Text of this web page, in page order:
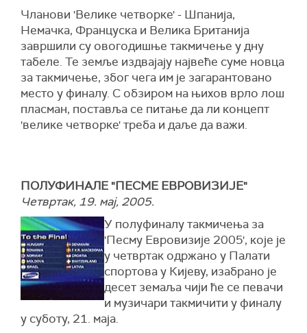
Чланови 'Велике четворке' - Шпанија,
Немачка, Француска и Велика Британија
завршили су овогодишње такмичење у дну
табеле. Те земље издвајају највеће суме новца
за такмичење, због чега им је загарантовано
место у финалу. С обзиром на њихов врло лош
пласман, поставља се питање да ли концепт
'велике четворке' треба и даље да важи.
ПОЛУФИНАЛЕ "ПЕСМЕ ЕВРОВИЗИЈЕ"
Четвртак, 19. мај, 2005.
У полуфиналу такмичења за
'Песму Евровизије 2005', које је
у четвртак одржано у Палати
спортова у Кијеву, изабрано је
десет земаља чији ће се певачи
и музичари такмичити у финалу
у суботу, 21. маја.